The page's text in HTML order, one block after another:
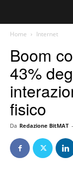
Home Internet
Boom
43%
fisico
Da Redazione BitMAT -